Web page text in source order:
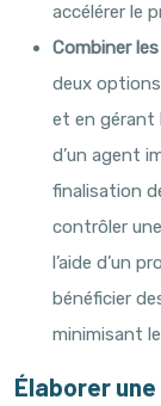
accélérer le
Combiner
deux
et en gérant
d’un agent
finalisation
contrôler
l’aide d’un
bénéficier
minimisant
Élaborer